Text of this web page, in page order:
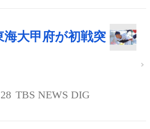
海大甲府が初戦突
TBS NEWS DIG